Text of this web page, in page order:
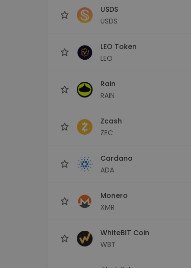
USDS
USDS
LEO Token
LEO
Rain
RAIN
Zcash
ZEC
Cardano
ADA
Monero
XMR
WhiteBIT Coin
WBT